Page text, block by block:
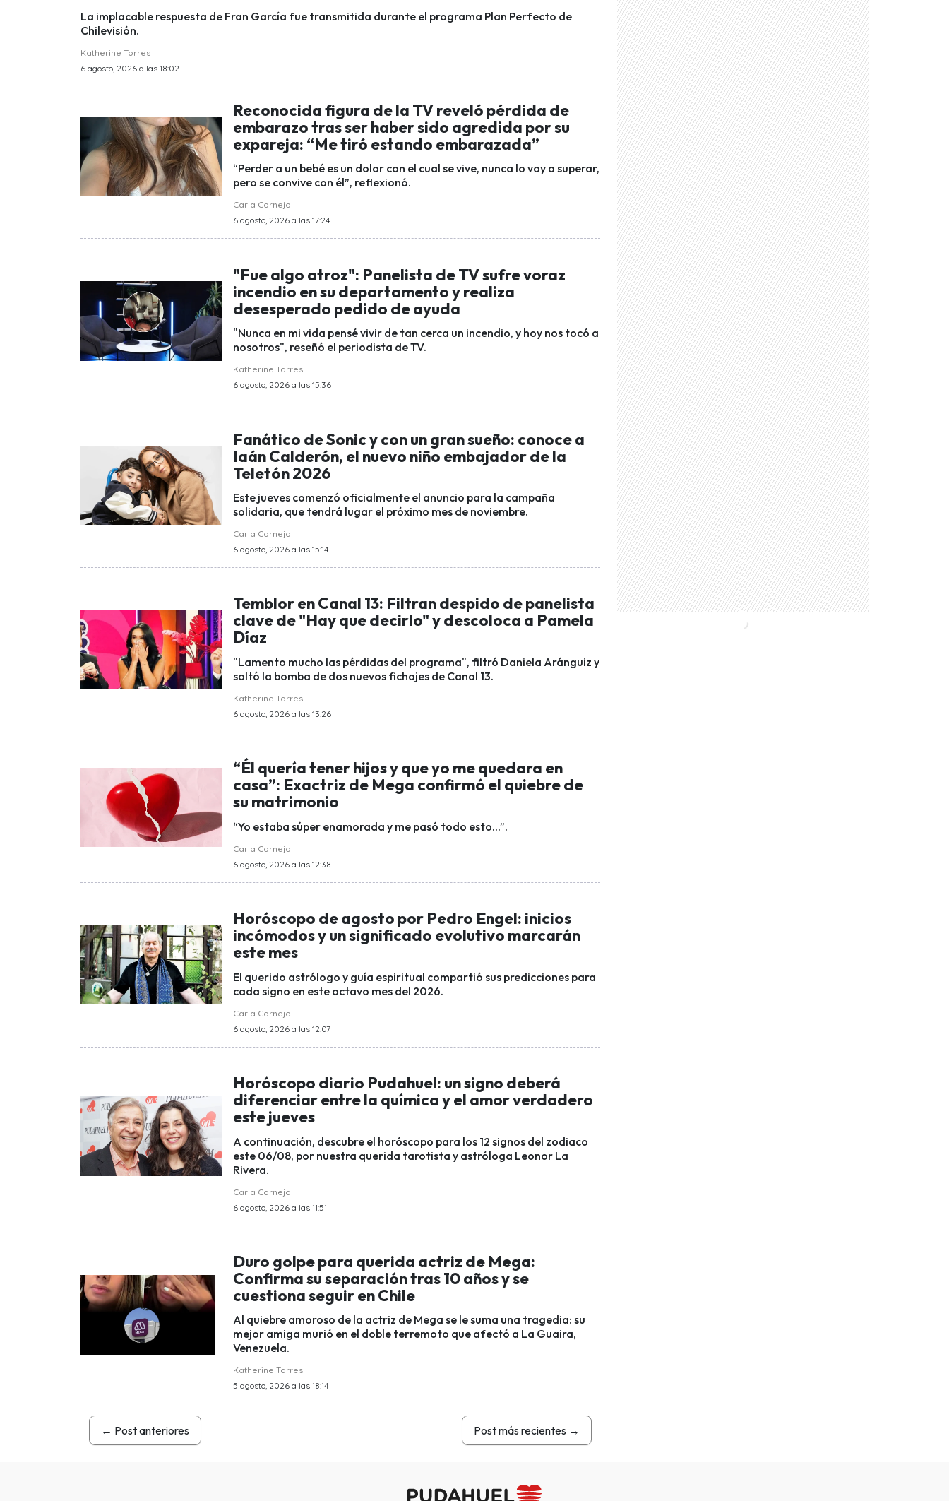
La implacable respuesta de Fran García fue transmitida durante el programa Plan Perfecto de
Chilevisión.
Katherine Torres
6 agosto, 2026 a las 18:02
Reconocida figura de la TV reveló pérdida de
embarazo tras ser haber sido agredida por su
expareja: “Me tiró estando embarazada”
“Perder a un bebé es un dolor con el cual se vive, nunca lo voy a superar,
pero se convive con él”, reflexionó.
Carla Cornejo
6 agosto, 2026 a las 17:24
"Fue algo atroz": Panelista de TV sufre voraz
incendio en su departamento y realiza
desesperado pedido de ayuda
"Nunca en mi vida pensé vivir de tan cerca un incendio, y hoy nos tocó a
nosotros", reseñó el periodista de TV.
Katherine Torres
6 agosto, 2026 a las 15:36
Fanático de Sonic y con un gran sueño: conoce a
Iaán Calderón, el nuevo niño embajador de la
Teletón 2026
Este jueves comenzó oficialmente el anuncio para la campaña
solidaria, que tendrá lugar el próximo mes de noviembre.
Carla Cornejo
6 agosto, 2026 a las 15:14
Temblor en Canal 13: Filtran despido de panelista
clave de "Hay que decirlo" y descoloca a Pamela
Díaz
"Lamento mucho las pérdidas del programa", filtró Daniela Aránguiz y
soltó la bomba de dos nuevos fichajes de Canal 13.
Katherine Torres
6 agosto, 2026 a las 13:26
“Él quería tener hijos y que yo me quedara en
casa”: Exactriz de Mega confirmó el quiebre de
su matrimonio
“Yo estaba súper enamorada y me pasó todo esto...”.
Carla Cornejo
6 agosto, 2026 a las 12:38
Horóscopo de agosto por Pedro Engel: inicios
incómodos y un significado evolutivo marcarán
este mes
El querido astrólogo y guía espiritual compartió sus predicciones para
cada signo en este octavo mes del 2026.
Carla Cornejo
6 agosto, 2026 a las 12:07
Horóscopo diario Pudahuel: un signo deberá
diferenciar entre la química y el amor verdadero
este jueves
A continuación, descubre el horóscopo para los 12 signos del zodiaco
este 06/08, por nuestra querida tarotista y astróloga Leonor La
Rivera.
Carla Cornejo
6 agosto, 2026 a las 11:51
Duro golpe para querida actriz de Mega:
Confirma su separación tras 10 años y se
cuestiona seguir en Chile
Al quiebre amoroso de la actriz de Mega se le suma una tragedia: su
mejor amiga murió en el doble terremoto que afectó a La Guaira,
Venezuela.
Katherine Torres
5 agosto, 2026 a las 18:14
← Post anteriores Post más recientes →